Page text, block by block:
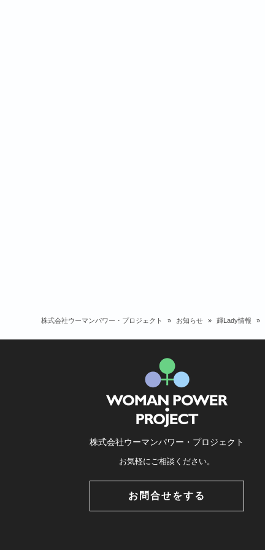
株式会社ウーマンパワー・プロジェクト » お知らせ » 輝Lady情報 »
株式会社ウーマンパワー・プロジェクト
お気軽にご相談ください。
お問合せをする